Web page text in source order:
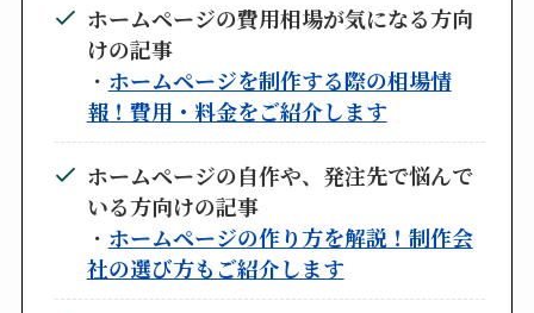
ホームページの費用相場が気になる方向
けの記事
・ ホームページを制作する際の相場情
報！費用・料金をご紹介します
ホームページの自作や、発注先で悩んで
いる方向けの記事
・ ホームページの作り方を解説！制作会
社の選び方もご紹介します